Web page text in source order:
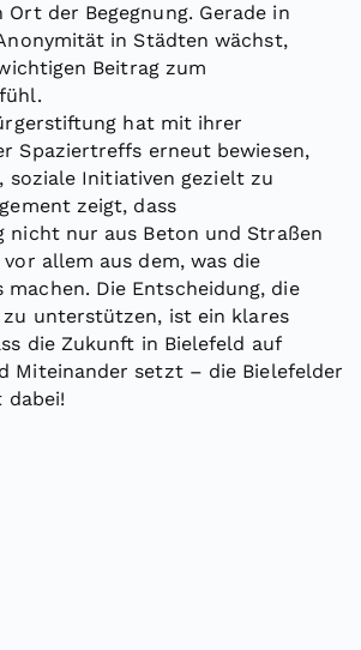
Ort der Begegnung. Gerade in
in Städten wächst,
Beitrag zum
hat mit ihrer
Spaziertreffs erneut bewiesen,
soziale Initiativen gezielt zu
zeigt, dass
nicht nur aus Beton und Straßen
allem aus dem, was die
machen. Die Entscheidung, die
unterstützen, ist ein klares
die Zukunft in Bielefeld auf
Miteinander setzt – die Bielefelder
dabei!